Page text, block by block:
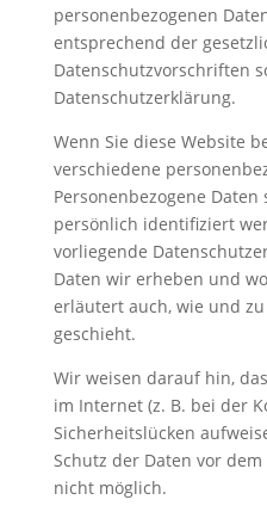
personenbezogenen
entsprechend der
Datenschutzvorschriften
Datenschutzerklärung.
Wenn Sie diese Website
verschiedene
Personenbezogene
persönlich identifiziert
vorliegende
Daten wir erheben und
erläutert auch, wie und
geschieht.
Wir weisen darauf hin,
im Internet (z. B. bei der
Sicherheitslücken
Schutz der Daten vor
nicht möglich.